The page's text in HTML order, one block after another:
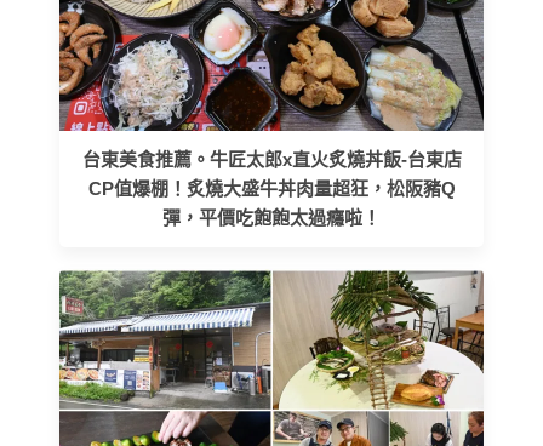
台東美食推薦。牛匠太郎x直火炙燒丼飯-台東店
CP值爆棚！炙燒大盛牛丼肉量超狂，松阪豬Q
彈，平價吃飽飽太過癮啦！